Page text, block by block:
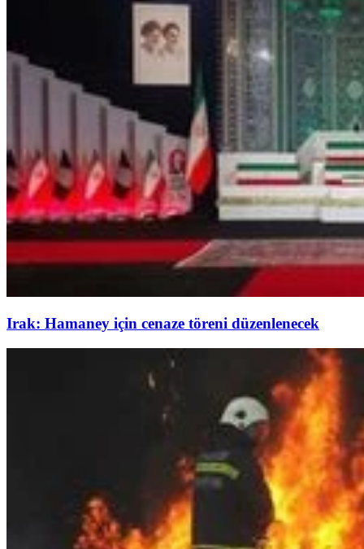
Irak: Hamaney için cenaze töreni düzenlenecek